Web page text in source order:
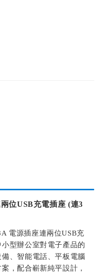
位USB充電插座 (連3
電源插座連兩位USB充
型辦公室對電子產品的
、智能電話、平板電腦
，配合嶄新純平設計，